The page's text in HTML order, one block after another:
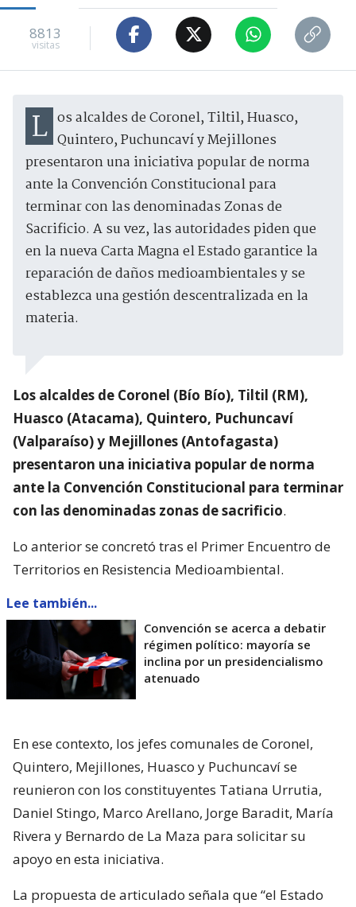
8813
visitas
Los alcaldes de Coronel, Tiltil, Huasco, Quintero, Puchuncaví y Mejillones
presentaron una iniciativa popular de norma
ante la Convención Constitucional para
terminar con las denominadas Zonas de
Sacrificio. A su vez, las autoridades piden que
en la nueva Carta Magna el Estado garantice la
reparación de daños medioambientales y se
establezca una gestión descentralizada en la
materia.
Los alcaldes de Coronel (Bío Bío), Tiltil (RM),
Huasco (Atacama), Quintero, Puchuncaví
(Valparaíso) y Mejillones (Antofagasta)
presentaron una iniciativa popular de norma
ante la Convención Constitucional para terminar
con las denominadas zonas de sacrificio.
Lo anterior se concretó tras el Primer Encuentro de
Territorios en Resistencia Medioambiental.
Lee también...
Convención se acerca a debatir
régimen político: mayoría se
inclina por un presidencialismo
atenuado
En ese contexto, los jefes comunales de Coronel,
Quintero, Mejillones, Huasco y Puchuncaví se
reunieron con los constituyentes Tatiana Urrutia,
Daniel Stingo, Marco Arellano, Jorge Baradit, María
Rivera y Bernardo de La Maza para solicitar su
apoyo en esta iniciativa.
La propuesta de articulado señala que “el Estado